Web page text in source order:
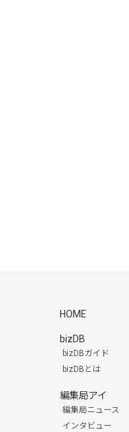
HOME
bizDB
bizDBガイド
bizDBとは
編集局アイ
編集局ニュース
インタビュー